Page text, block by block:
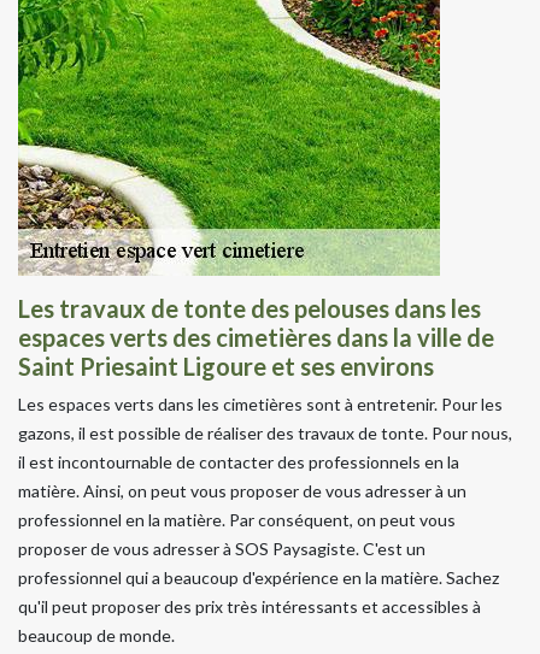
Les travaux de tonte des pelouses dans les
espaces verts des cimetières dans la ville de
Saint Priesaint Ligoure et ses environs
Les espaces verts dans les cimetières sont à entretenir. Pour les
gazons, il est possible de réaliser des travaux de tonte. Pour nous,
il est incontournable de contacter des professionnels en la
matière. Ainsi, on peut vous proposer de vous adresser à un
professionnel en la matière. Par conséquent, on peut vous
proposer de vous adresser à SOS Paysagiste. C'est un
professionnel qui a beaucoup d'expérience en la matière. Sachez
qu'il peut proposer des prix très intéressants et accessibles à
beaucoup de monde.